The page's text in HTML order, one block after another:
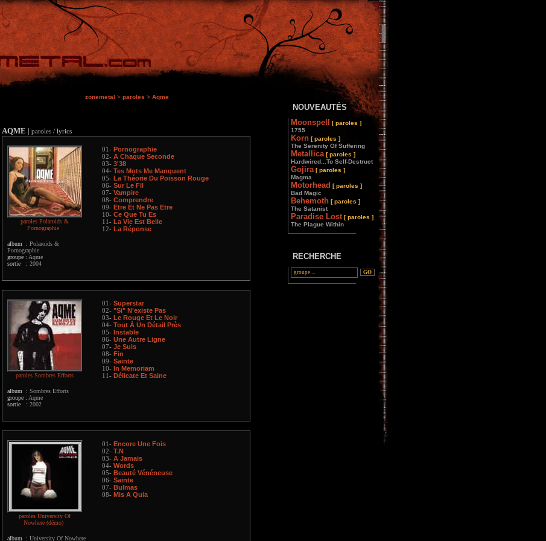
zonemetal > paroles > Aqme
AQME | paroles / lyrics
paroles Polaroids &
Pornographie
album : Polaroids &
Pornographie
groupe : Aqme
sortie : 2004
01- Pornographie
02- A Chaque Seconde
03- 3'38
04- Tes Mots Me Manquent
05- La Théorie Du Poisson Rouge
06- Sur Le Fil
07- Vampire
08- Comprendre
09- Etre Et Ne Pas Etre
10- Ce Que Tu Es
11- La Vie Est Belle
12- La Réponse
paroles Sombres Efforts
album : Sombres Efforts
groupe : Aqme
sortie : 2002
01- Superstar
02- "Si" N'existe Pas
03- Le Rouge Et Le Noir
04- Tout À Un Détail Près
05- Instable
06- Une Autre Ligne
07- Je Suis
08- Fin
09- Sainte
10- In Memoriam
11- Délicate Et Saine
paroles University Of
Nowhere (démo)
album : University Of Nowhere
01- Encore Une Fois
02- T.N
03- A Jamais
04- Words
05- Beauté Vénéneuse
06- Sainte
07- Bulmas
08- Mis A Quia
NOUVEAUTÉS
Moonspell
[ paroles ]
1755
Korn [ paroles ]
The Serenity Of Suffering
Metallica [ paroles ]
Hardwired...To Self-Destruct
Gojira [ paroles ]
Magma
Motorhead [ paroles ]
Bad Magic
Behemoth [ paroles ]
The Satanist
Paradise Lost [ paroles ]
The Plague Within
________________
RECHERCHE
________________